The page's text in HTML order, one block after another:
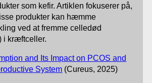
som kefir. Artiklen fokuserer på,
produkter kan hæmme
ved at fremme celledød
i kræftceller.
and Its Impact on PCOS and
System (Cureus, 2025)